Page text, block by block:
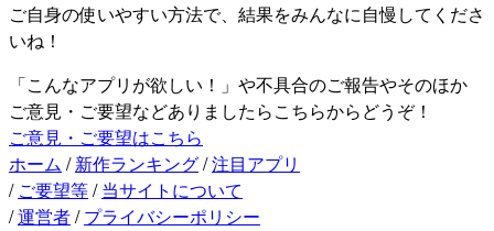
ご自身の使いやすい方法で、結果をみんなに自慢してくださ
いね！
「こんなアプリが欲しい！」や不具合のご報告やそのほか
ご意見・ご要望などありましたらこちらからどうぞ！
ご意見・ご要望はこちら
ホーム / 新作ランキング/注目アプリ
/ ご要望等/ 当サイトについて
/運営者/ プライバシーポリシー